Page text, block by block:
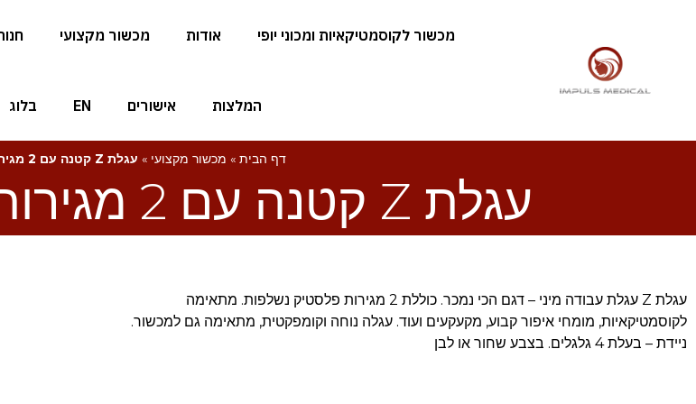
מכשור לקוסמטיקאיות ומכוני יופי אודות מכשור מקצועי
המלצות אישורים EN בלוג
דף הבית » מכשור מקצועי » עגלת Z קטנה עם 2 מגירות Z trolley mini
עגלת Z קטנה עם 2 מגירות Z Trolley Mini
עגלת Z עגלת עבודה מיני – דגם הכי נמכר. כוללת 2 מגירות פלסטיק נשלפות. מתאימה
לקוסמטיקאיות, מומחי איפור קבוע, מקעקעים ועוד. עגלה נוחה וקומפקטית, מתאימה גם למכשור.
ניידת – בעלת 4 גלגלים. בצבע שחור או לבן